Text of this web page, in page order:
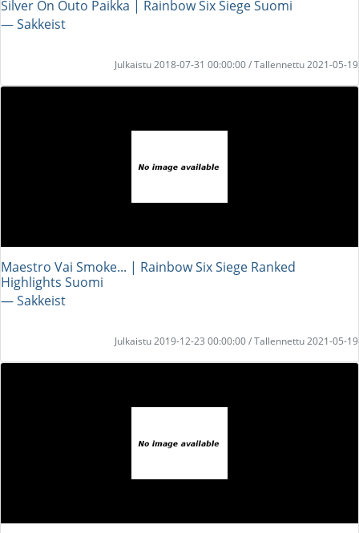
Silver On Outo Paikka | Rainbow Six Siege Suomi
― Sakkeist
Julkaistu 2018-07-31 00:00:00 / Tallennettu 2021-05-19
Maestro Vai Smoke... | Rainbow Six Siege Ranked
Highlights Suomi
― Sakkeist
Julkaistu 2019-12-23 00:00:00 / Tallennettu 2021-05-19